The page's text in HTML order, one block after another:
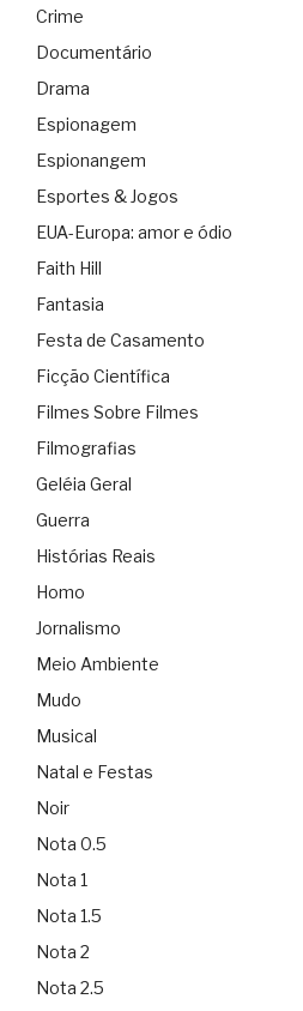
Crime
Documentário
Drama
Espionagem
Espionangem
Esportes & Jogos
EUA-Europa: amor e ódio
Faith Hill
Fantasia
Festa de Casamento
Ficção Científica
Filmes Sobre Filmes
Filmografias
Geléia Geral
Guerra
Histórias Reais
Homo
Jornalismo
Meio Ambiente
Mudo
Musical
Natal e Festas
Noir
Nota 0.5
Nota 1
Nota 1.5
Nota 2
Nota 2.5